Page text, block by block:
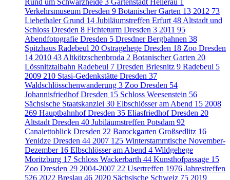
Rund um Schwarzheide 3 Gartenstadt Hellerau
Verkehrsmuseum Dresden 9 Botanischer Garten 13 2012 73
Liebethaler Grund 14 Jubiläumstreffen Erfurt 48 Altstadt und
Schloss Dresden 8 Fichteturm Dresden 3 2011 95
Abendfotografie Dresden 5 Dresdner Bergbahnen 38
Spitzhaus Radebeul 20 Ostragehege Dresden 18 Zoo Dresden
14 2010 43 Altkötzschenbroda 2 Botanischer Garten 20
Lössnitztalbahn Radebeul 7 Dresden Briesnitz 9 Radebeul 5
2009 210 Stasi-Gedenkstätte Dresden 37
Waldschlösschenwanderung 3 Zoo Dresden 54
Johannisfriedhof Dresden 15 Schloss Weesenstein 56
Sächsische Staatskanzlei 30 Elbschlösser am Abend 15 2008
269 Hauptbahnhof Dresden 35 Eliasfriedhof Dresden 20
Altstadt Dresden 40 Jubiläumstreffen Potsdam 92
Canalettoblick Dresden 22 Barockgarten Großsedlitz 16
Yenidze Dresden 44 2007 125 Winterstammtische November-
Dezember 16 Elbschlösser am Abend 4 Wildgehege
Moritzburg 17 Schloss Wackerbarth 44 Kunsthofpassage 15
Zoo Dresden 29 2004-2007 22 Usertreffen 1976 Jahrestreffen
526 2022 Breslau 46 2020 Sächsische Schweiz 75 2019